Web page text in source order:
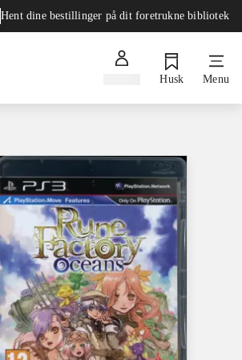
Hent dine bestillinger på dit foretrukne bibliotek
Husk Menu